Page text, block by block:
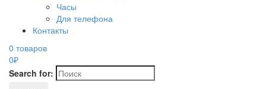
Часы
Для телефона
Контакты
0 товаров
0₽
Search for: